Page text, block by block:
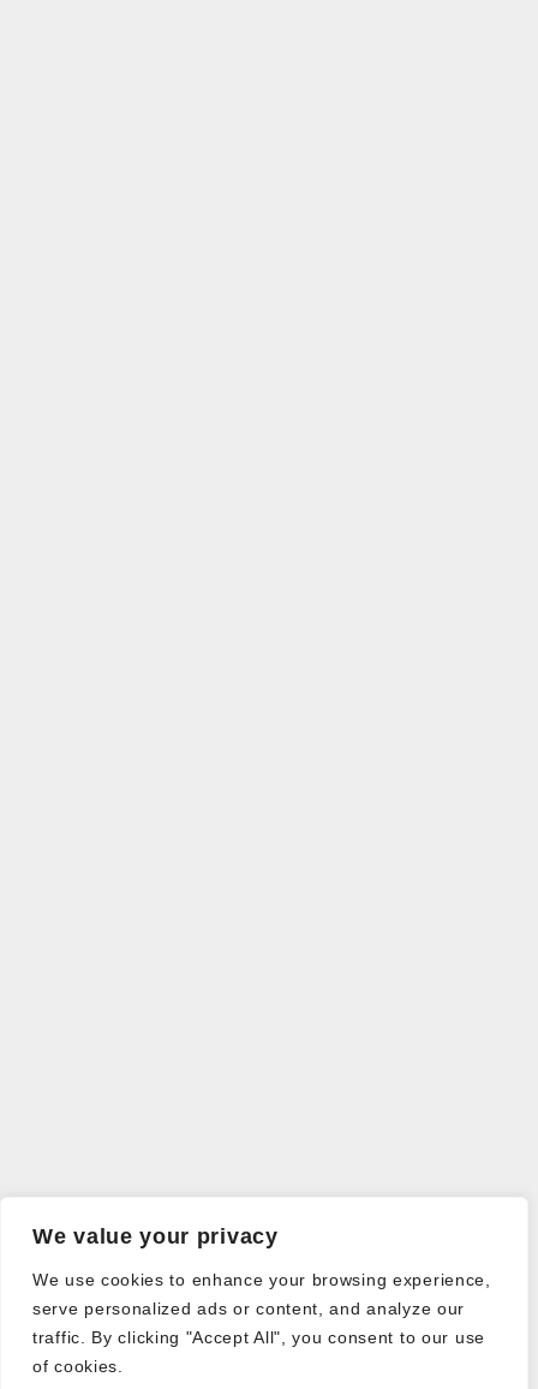
We value your privacy
We use cookies to enhance your browsing experience,
serve personalized ads or content, and analyze our
traffic. By clicking "Accept All", you consent to our use
of cookies.